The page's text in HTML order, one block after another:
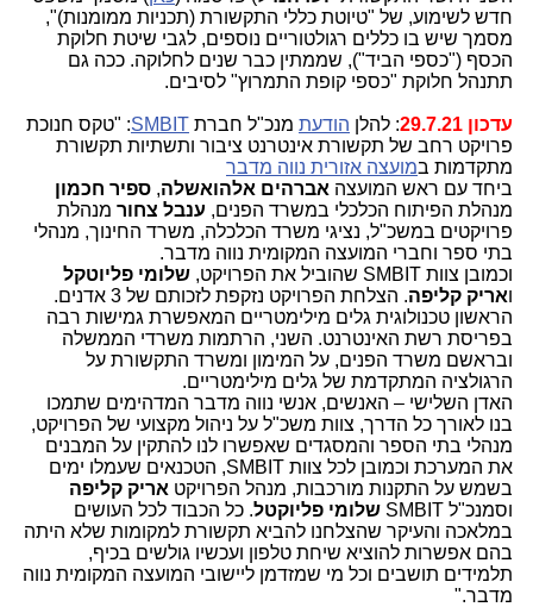
חדש לשימוע, של "טיוטת כללי התקשורת (תכניות ממומנות)",
מסמך שיש בו כללים רגולטוריים נוספים, לגבי שיטת חלוקת
הכסף ("כספי הביד"), שממתין כבר שנים לחלוקה. ככה גם
תתנהל חלוקת "כספי קופת התמרוץ" לסיבים.
עדכון 29.7.21 : להלן הודעת מנכ"ל חברת SMBIT: "טקס חנוכת
פרויקט רחב של תקשורת אינטרנט ציבור ותשתיות תקשורת
מתקדמות במועצה אזורית נווה מדבר
ביחד עם ראש המועצה אברהים אלהואשלה, ספיר חכמון
מנהלת הפיתוח הכלכלי במשרד הפנים, ענבל צחור מנהלת
פרויקטים במשכ"ל, נציגי משרד הכלכלה, משרד החינוך, מנהלי
בתי ספר וחברי המועצה המקומית נווה מדבר.
וכמובן צוות SMBIT שהוביל את הפרויקט,
שלומי פליוטקל
ואריק קליפה
. הצלחת הפרויקט נזקפת לזכותם של 3 אדנים.
הראשון טכנולוגית גלים מילימטריים המאפשרת גמישות רבה
בפריסת רשת האינטרנט. השני, הרתמות משרדי הממשלה
ובראשם משרד הפנים, על המימון ומשרד התקשורת על
הרגולציה המתקדמת של גלים מילימטריים.
האדן השלישי – האנשים, אנשי נווה מדבר המדהימים שתמכו
בנו לאורך כל הדרך, צוות משכ"ל על ניהול מקצועי של הפרויקט,
מנהלי בתי הספר והמסגדים שאפשרו לנו להתקין על המבנים
את המערכת וכמובן לכל צוות SMBIT, הטכנאים שעמלו ימים
בשמש על התקנות מורכבות, מנהל הפרויקט אריק קליפה
וסמנכ"ל SMBIT
שלומי פליוקטל. כל הכבוד לכל העושים
במלאכה והעיקר שהצלחנו להביא תקשורת למקומות שלא היתה
בהם אפשרות להוציא שיחת טלפון ועכשיו גולשים בכיף,
תלמידים תושבים וכל מי שמזדמן ליישובי המועצה המקומית נווה
מדבר."